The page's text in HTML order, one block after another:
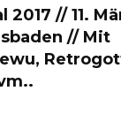
// 11.
// Mit